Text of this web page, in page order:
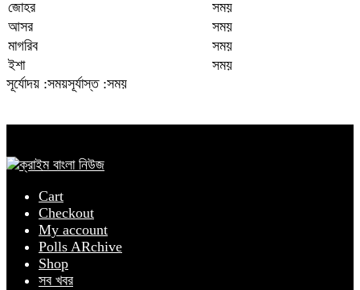
জোহর
সময়
আসর
সময়
মাগরিব
সময়
ইশা
সময়
সূর্যোদয় :সময়সূর্যাস্ত :সময়
Cart
Checkout
My account
Polls ARchive
Shop
সব খবর